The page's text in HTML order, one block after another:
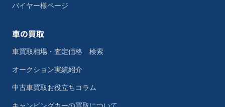
バイヤー様ページ
車の買取
車買取相場・査定価格 検索
オークション実績紹介
中古車買取お役立ちコラム